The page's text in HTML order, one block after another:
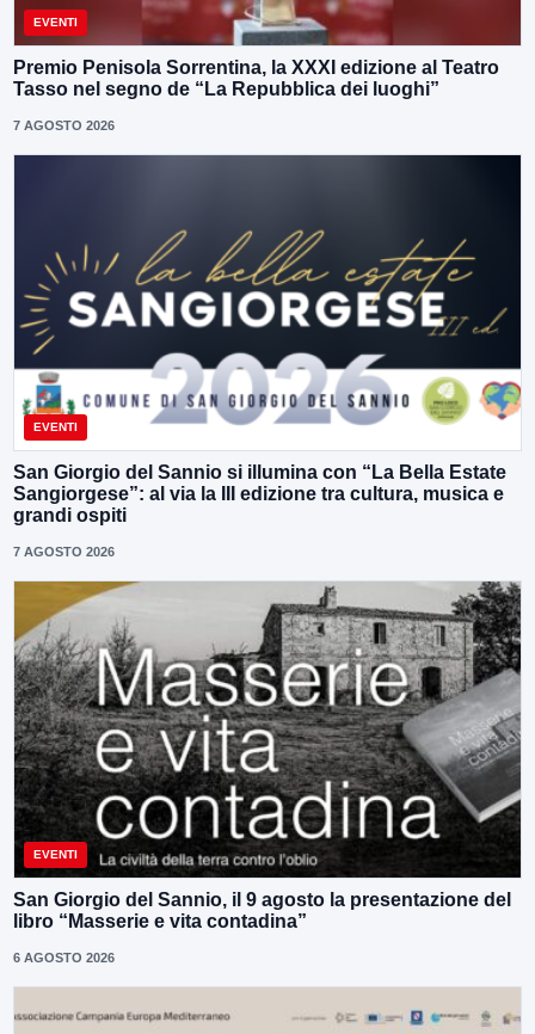
EVENTI
Premio Penisola Sorrentina, la XXXI edizione al Teatro
Tasso nel segno de “La Repubblica dei luoghi”
7 AGOSTO 2026
EVENTI
San Giorgio del Sannio si illumina con “La Bella Estate
Sangiorgese”: al via la III edizione tra cultura, musica e
grandi ospiti
7 AGOSTO 2026
EVENTI
San Giorgio del Sannio, il 9 agosto la presentazione del
libro “Masserie e vita contadina”
6 AGOSTO 2026